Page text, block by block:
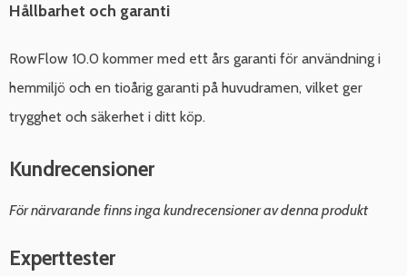
Hållbarhet och garanti
RowFlow 10.0 kommer med ett års garanti för användning i
hemmiljö och en tioårig garanti på huvudramen, vilket ger
trygghet och säkerhet i ditt köp.
Kundrecensioner
För närvarande finns inga kundrecensioner av denna produkt
Experttester